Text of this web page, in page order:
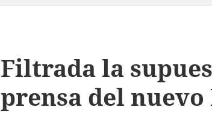
Filtrada la
prensa del nuevo